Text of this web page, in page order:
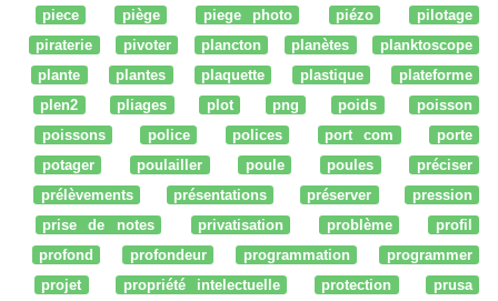
piece
piège piege photo piézo
pilotage
piraterie
pivoter plancton planètes
planktoscope
plante
plantes plaquette plastique
plateforme
plen2
pliages plot png poids
poisson
poissons
police polices port com
porte
potager
poulailler poule poules
préciser
prélèvements
présentations préserver
pression
prise de notes
privatisation problème
profil
profond
profondeur programmation
programmer
projet
propriété intelectuelle protection
prusa